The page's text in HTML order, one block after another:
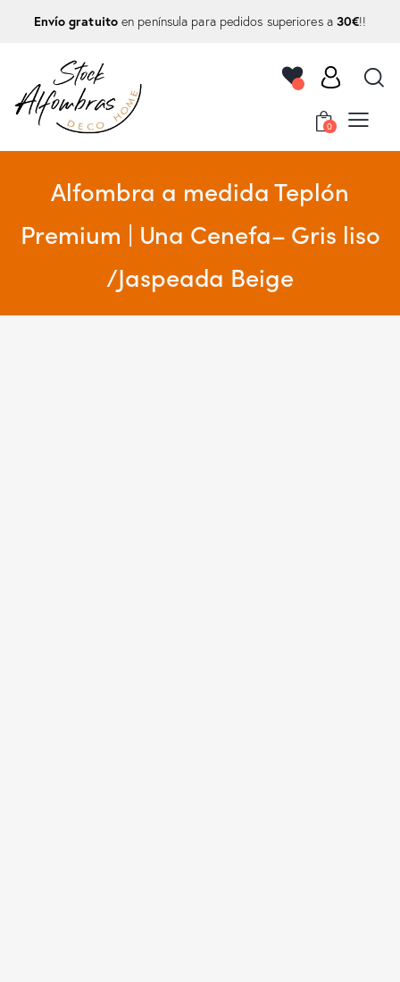
Envío gratuitoen península para pedidos superiores a 30€!!
0
Alfombra a medida Teplón
Premium | Una Cenefa– Gris liso
/Jaspeada Beige